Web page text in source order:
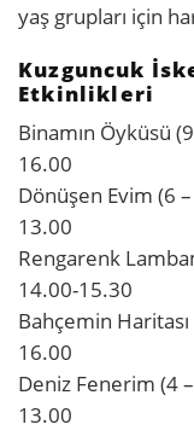
yaş grupları için
Kuzguncuk
Etkinlikleri
Binamın Öyküsü
16.00
Dönüşen Evim (6
13.00
Rengarenk
14.00-15.30
Bahçemin
16.00
Deniz Fenerim (4
13.00